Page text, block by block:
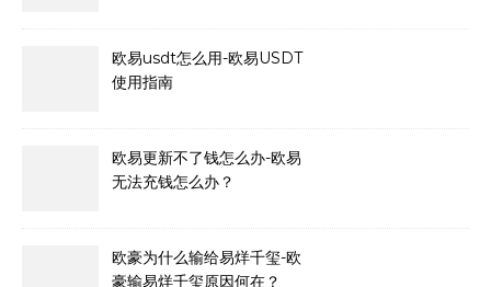
欧易usdt怎么用-欧易USDT
使用指南
欧易更新不了钱怎么办-欧易
无法充钱怎么办？
欧豪为什么输给易烊千玺-欧
豪输易烊千玺原因何在？